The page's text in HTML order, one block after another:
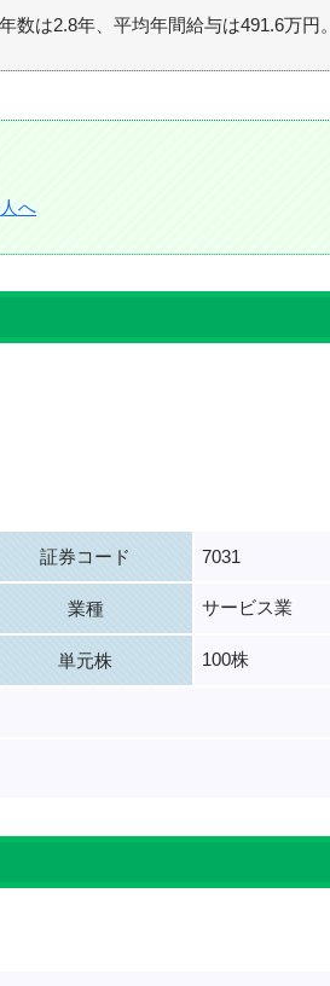
は2.8年、平均年間給与は491.6万円。
へ
証券コード 7031
業種 サービス業
単元株 100株